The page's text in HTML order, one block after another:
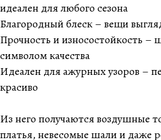
идеален для любого сезона
Благородный блеск – вещи
Прочность и износостойкость –
символом качества
Идеален для ажурных узоров –
красиво
Из него получаются воздушные
платья, невесомые шали и даже